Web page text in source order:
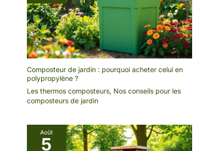
Composteur de jardin : pourquoi acheter celui en
polypropylène ?
Les thermos composteurs, Nos conseils pour les
composteurs de jardin
Août
5